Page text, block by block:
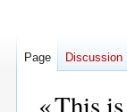
« This
Page Discussion